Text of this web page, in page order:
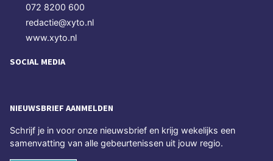
072 8200 600
redactie@xyto.nl
www.xyto.nl
SOCIAL MEDIA
NIEUWSBRIEF AANMELDEN
Schrijf je in voor onze nieuwsbrief en krijg wekelijks een
samenvatting van alle gebeurtenissen uit jouw regio.